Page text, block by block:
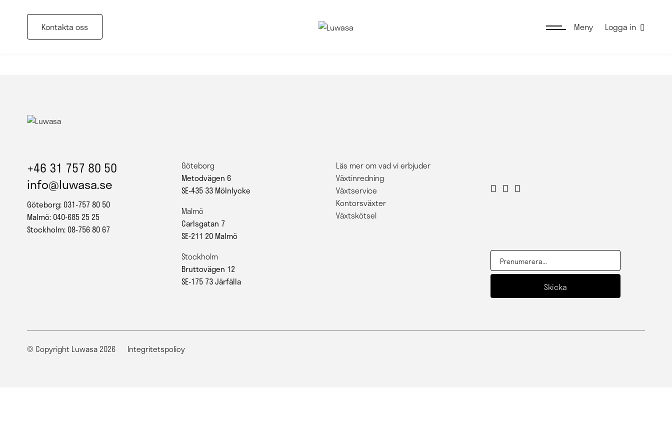
Kontakta oss Meny Logga in
+46 31 757 80 50
info@luwasa.se
Göteborg: 031-757 80 50
Malmö: 040-685 25 25
Stockholm: 08-756 80 67
Göteborg
Metodvägen 6
SE-435 33 Mölnlycke
Malmö
Carlsgatan 7
SE-211 20 Malmö
Stockholm
Bruttovägen 12
SE-175 73 Järfälla
Läs mer om vad vi erbjuder
Växtinredning
Växtservice
Kontorsväxter
Växtskötsel
© Copyright Luwasa 2026 Integritetspolicy